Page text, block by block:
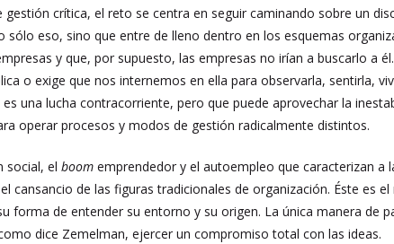
gestión crítica, el reto se centra en seguir caminando sobre un
sólo eso, sino que entre de lleno dentro en los esquemas
y que, por supuesto, las empresas no irían a buscarlo a
o exige que nos internemos en ella para observarla, sentirla,
una lucha contracorriente, pero que puede aprovechar la
operar procesos y modos de gestión radicalmente distintos.
social, elboom emprendedor y el autoempleo que caracterizan a
cansancio de las figuras tradicionales de organización. Éste es
forma de entender su entorno y su origen. La única manera de
dice Zemelman, ejercer un compromiso total con las ideas.